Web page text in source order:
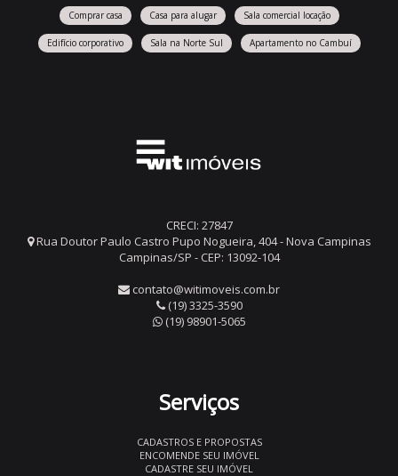
Comprar casa Casa para alugar Sala comercial locação
Edifício corporativo Sala na Norte Sul Apartamento no Cambuí
CRECI: 27847
Rua Doutor Paulo Castro Pupo Nogueira, 404 - Nova Campinas
Campinas/SP - CEP: 13092-104
contato@witimoveis.com.br
(19) 3325-3590
(19) 98901-5065
Serviços
CADASTROS E PROPOSTAS
ENCOMENDE SEU IMÓVEL
CADASTRE SEU IMÓVEL